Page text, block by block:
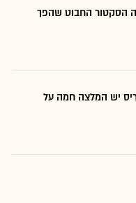
הסקטור החבוט שהפך
יש המלצה חמה על